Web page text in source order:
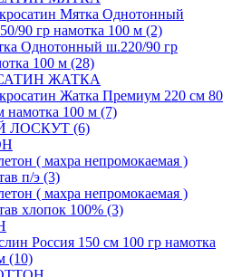
Мятка Однотонный
90 гр намотка 100 м (2)
Однотонный ш.220/90 гр
100 м (28)
ЖАТКА
Жатка Премиум 220 см 80
намотка 100 м (7)
ЛОСКУТ (6)
( махра непромокаемая )
п/э (3)
( махра непромокаемая )
хлопок 100% (3)
Россия 150 см 100 гр намотка
(10)